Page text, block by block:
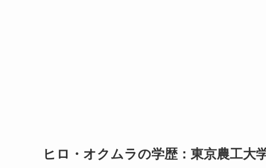
ヒロ・オクムラの学歴：東京農工大